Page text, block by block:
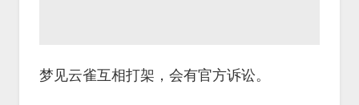
梦见云雀互相打架，会有官方诉讼。